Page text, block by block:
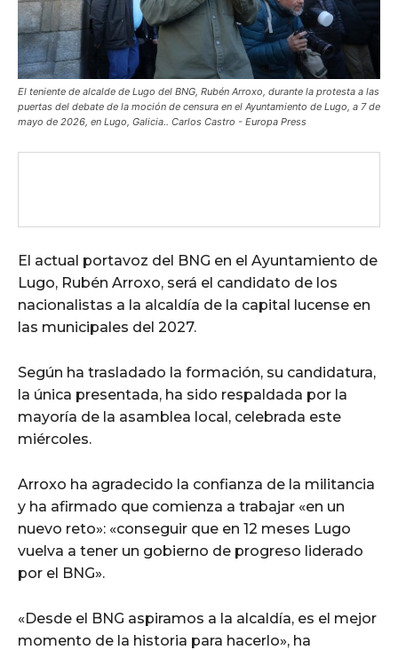
El teniente de alcalde de Lugo del BNG, Rubén Arroxo, durante la protesta a las
puertas del debate de la moción de censura en el Ayuntamiento de Lugo, a 7 de
mayo de 2026, en Lugo, Galicia.. Carlos Castro - Europa Press
El actual portavoz del BNG en el Ayuntamiento de
Lugo, Rubén Arroxo, será el candidato de los
nacionalistas a la alcaldía de la capital lucense en
las municipales del 2027.
Según ha trasladado la formación, su candidatura,
la única presentada, ha sido respaldada por la
mayoría de la asamblea local, celebrada este
miércoles.
Arroxo ha agradecido la confianza de la militancia
y ha afirmado que comienza a trabajar «en un
nuevo reto»: «conseguir que en 12 meses Lugo
vuelva a tener un gobierno de progreso liderado
por el BNG».
«Desde el BNG aspiramos a la alcaldía, es el mejor
momento de la historia para hacerlo», ha